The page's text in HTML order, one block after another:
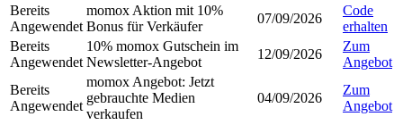
Bereits
Angewendet
momox Aktion mit 10%
Bonus für Verkäufer
07/09/2026
Code
erhalten
Bereits
Angewendet
10% momox Gutschein im
Newsletter-Angebot
12/09/2026
Zum
Angebot
Bereits
Angewendet
momox Angebot: Jetzt
gebrauchte Medien
verkaufen
04/09/2026
Zum
Angebot